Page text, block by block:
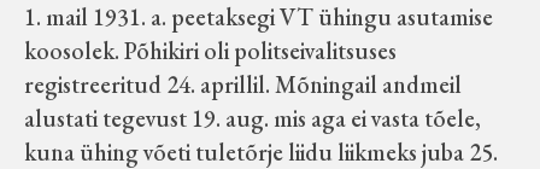
Velise kultuuri ja hariduse selts
Virtuaalnäitused
1. mail 1931. a. peetaksegi VT ühingu asutamise
koosolek. Põhikiri oli politseivalitsuses
registreeritud 24. aprillil. Mõningail andmeil
alustati tegevust 19. aug. mis aga ei vasta tõele,
kuna ühing võeti tuletõrje liidu liikmeks juba 25.